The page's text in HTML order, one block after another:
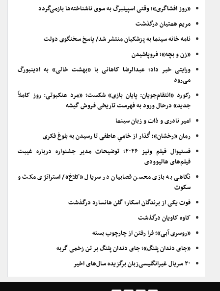
«روز افشاگری»؛ وقتی اسپیلبرگ به سوی ناشناخته‌ها بازمی‌گردد
مریم همتیان درگذشت
نامه خانه سینما به پزشکیان منتشر شد/ پاسخ سخنگوی دولت
«زن و بچه»؛ فروپاشیدن
ورایتی خبر داد؛ عبدالرضا کاهانی با «بهشت خالی» به ادینبورگ
می‌رود
رکورد «انتقام‌جویان: پایان بازی» شکست؛ «مرد عنکبوتی: روز کاملاً
جدید» درحال ورود به فهرست تاریخی فروش گیشه
امیر نادری و ذات و زبان سینما
رمان «رخشان»؛ گُذار از خامیِ عاطفی تا رسیدن به بلوغ فکری
فستیوال فیلم ونیز ۲۰۲۶؛ توضیحات مدیر جشنواره درباره غیبت
فیلم‌های هالیوودی
نگاهی به بازی محسن قصابیان در سریال «کلاغ»/ استراتژی مکث و
سکوت
فوت یکی از برندگان اسکار؛ گلن هانسارد درگذشت
کاوه کاویان درگذشت
«روسری آبی»؛ فرا رفتن از چارچوب بسته
«جای دندان پلنگ»؛ جای دندان پلنگ بر تن زخمی گربه
۲۰ سریال غیرانگلیسی‌زبان برگزیده سال‌های اخیر